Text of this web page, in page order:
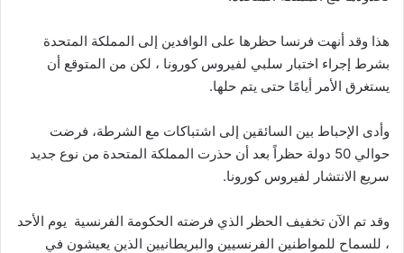
هذا وقد أنهت فرنسا حظرها على الوافدين إلى المملكة المتحدة
بشرط إجراء اختبار سلبي لفيروس كورونا ، لكن من المتوقع أن
يستغرق الأمر أيامًا حتى يتم حلها.
وأدى الإحباط بين السائقين إلى اشتباكات مع الشرطة، فرضت
حوالي 50 دولة حظراً بعد أن حذرت المملكة المتحدة من نوع جديد
سريع الانتشار لفيروس كورونا.
وقد تم الآن تخفيف الحظر الذي فرضته الحكومة الفرنسية يوم الأحد
، للسماح للمواطنين الفرنسيين والبريطانيين الذين يعيشون في